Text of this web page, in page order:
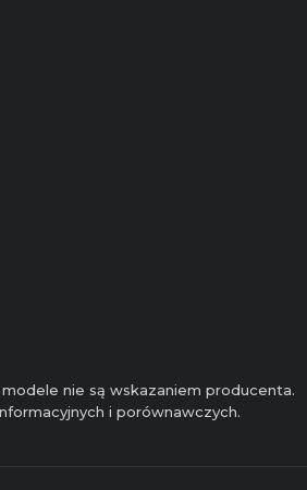
nie są wskazaniem producenta.
i porównawczych.